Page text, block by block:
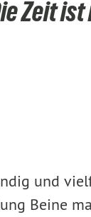
Zeit
und
Beine